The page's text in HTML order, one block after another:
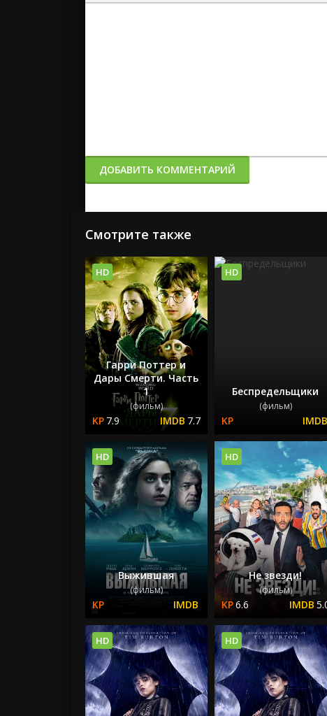
Вставка спойлера
ДОБАВИТЬ КОММЕНТАРИЙ
Смотрите также
Гарри Поттер и
Дары Смерти. Часть
1
(фильм)
7.9 7.7
HD
Беспредельщики
(фильм)
HD
Выжившая
(фильм)
HD
Не звезди!
(фильм)
6.6
HD
HD HD